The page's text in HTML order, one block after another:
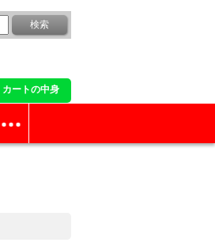
カートの中身